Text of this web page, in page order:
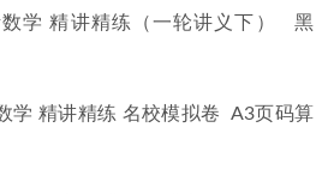
学 精讲精练（一轮讲义下）   黑
学 精讲精练 名校模拟卷  A3页码算